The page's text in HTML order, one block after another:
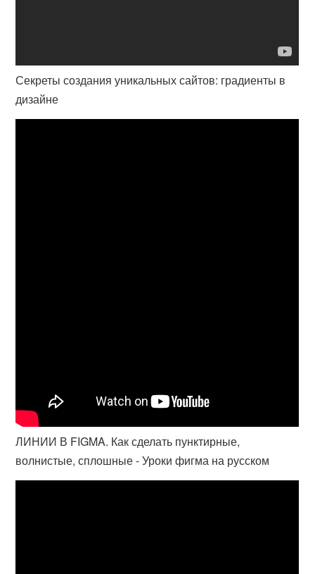
Секреты создания уникальных сайтов: градиенты в
дизайне
ЛИНИИ В FIGMA. Как сделать пунктирные,
волнистые, сплошные - Уроки фигма на русском